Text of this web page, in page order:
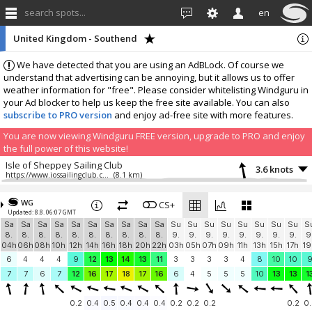
search spots... en
We have detected that you are using an AdBLock. Of course we
understand that advertising can be annoying, but it allows us to offer
weather information for "free". Please consider whitelisting Windguru in
your Ad blocker to help us keep the free site available. You can also
subscribe to PRO version and enjoy ad-free site with more features.
You are now viewing Windguru FREE version, upgrade to PRO and enjoy
the full power of this website!
United Kingdom - Southend
Isle of Sheppey Sailing Club
https://www.iossailingclub.com/ (8.1 km)
3.6 knots
IOS Sailing Community (8.2 km)
Leigh-on-Sea
Essex Yacht Club (5.6 km)
0.3 knots
Southend-on-Sea
TEYC Jetty (3.8 km) 0 knots
More stations:
Royal Corinthian Yacht Club Burnham-on-Crouch
RCYCBurnham (15.8 km)
0.2 knots
WG
Updated: 8.8. 06:07 GMT
CS+
Sa
8.
04h
Sa
8.
06h
Sa
8.
08h
Sa
8.
10h
Sa
8.
12h
Sa
8.
14h
Sa
8.
16h
Sa
8.
18h
Sa
8.
20h
Sa
8.
22h
Su
9.
03h
Su
9.
05h
Su
9.
07h
Su
9.
09h
Su
9.
11h
Su
9.
13h
Su
9.
15h
Su
9.
17h
6
4 4 4 9 12 13 14 13 11 3 3 3 3 4 8 10 10
9
7
7 6 7 12 16 17 18 17 16 6 4 5 5 5 10 13 13
0.2 0.4 0.5 0.4 0.4 0.4 0.2 0.2 0.2 0.2